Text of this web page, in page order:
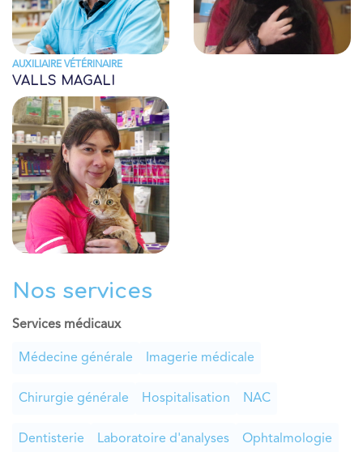
AUXILIAIRE VÉTÉRINAIRE
VALLS MAGALI
Nos services
Services médicaux
Médecine générale Imagerie médicale
Chirurgie générale Hospitalisation NAC
Dentisterie Laboratoire d'analyses Ophtalmologie